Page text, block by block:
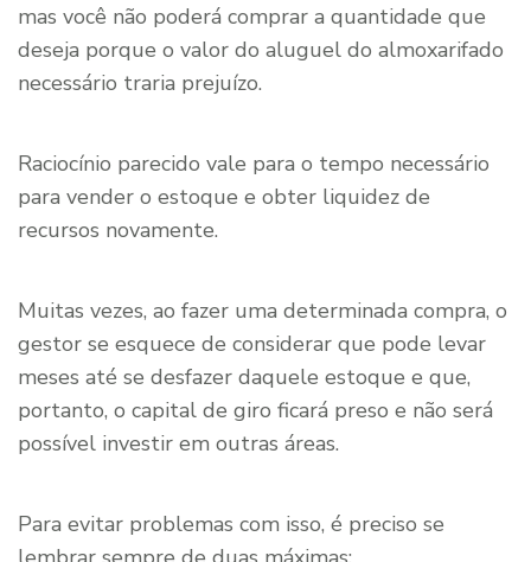
mas você não poderá comprar a quantidade que
deseja porque o valor do aluguel do almoxarifado
necessário traria prejuízo.
Raciocínio parecido vale para o tempo necessário
para vender o estoque e obter liquidez de
recursos novamente.
Muitas vezes, ao fazer uma determinada compra, o
gestor se esquece de considerar que pode levar
meses até se desfazer daquele estoque e que,
portanto, o capital de giro ficará preso e não será
possível investir em outras áreas.
Para evitar problemas com isso, é preciso se